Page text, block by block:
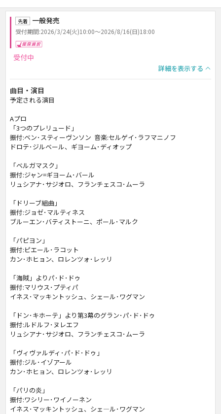
先着 一般発売
受付期間:2026/3/24(火)10:00～2026/8/16(日)18:00
受付中
詳細を表示する
曲目・演目
予定される演目
Aプロ
「3つのプレリュード」
振付:ベン･スティーヴンソン 音楽:セルゲイ･ラフマニノフ
ドロテ･ジルベール、ギヨーム･ディオップ
「ベルガマスク」
振付:ジャン=ギヨーム･バール
リュシアナ･サジオロ、フランチェスコ･ムーラ
「ドリーブ組曲」
振付:ジョゼ･マルティネス
ブルーエン･バティストーニ、ポール･マルク
「パピヨン」
振付:ピエール･ラコット
カン･ホヒョン、ロレンツォ･レッリ
「海賊」よりパ･ド･ドゥ
振付:マリウス･プティパ
イネス･マッキントッシュ、シェール･ワグマン
「ドン･キホーテ」より第3幕のグラン･パ･ド･ドゥ
振付:ルドルフ･ヌレエフ
リュシアナ･サジオロ、フランチェスコ･ムーラ
「ヴィヴァルディ･パ･ド･ドゥ」
振付:ジル･イゾアール
カン･ホヒョン、ロレンツォ･レッリ
「パリの炎」
振付:ワシリー･ワイノーネン
イネス･マッキントッシュ、シェ―ル･ワグマン